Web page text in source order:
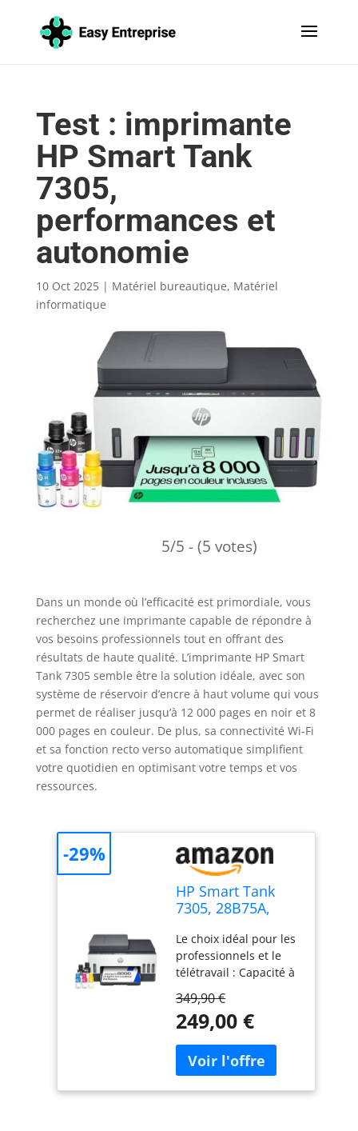
Test : imprimante
HP Smart Tank
7305,
performances et
autonomie
10 Oct 2025| Matériel bureautique, Matériel
informatique
5/5 - (5 votes)
Dans un monde où l’efficacité est primordiale, vous
recherchez une imprimante capable de répondre à
vos besoins professionnels tout en offrant des
résultats de haute qualité. L’imprimante HP Smart
Tank 7305 semble être la solution idéale, avec son
système de réservoir d’encre à haut volume qui vous
permet de réaliser jusqu’à 12 000 pages en noir et 8
000 pages en couleur. De plus, sa connectivité Wi-Fi
et sa fonction recto verso automatique simplifient
votre quotidien en optimisant votre temps et vos
ressources.
HP Smart Tank
7305, 28B75A,
Multifonction
Couleur, Réservoir
d'encre à Haut
Volume
d'impression,
Jusqu'à 12000
Pages en Noir et
8000 Pages en
Couleur, Recto
Verso
Le choix idéal pour les
professionnels et le
télétravail : Capacité à
volumes, chargeur
automatique de
numérisation et
impression à grande
vitesse, qualité
349,90 €
249,00 €
-29%